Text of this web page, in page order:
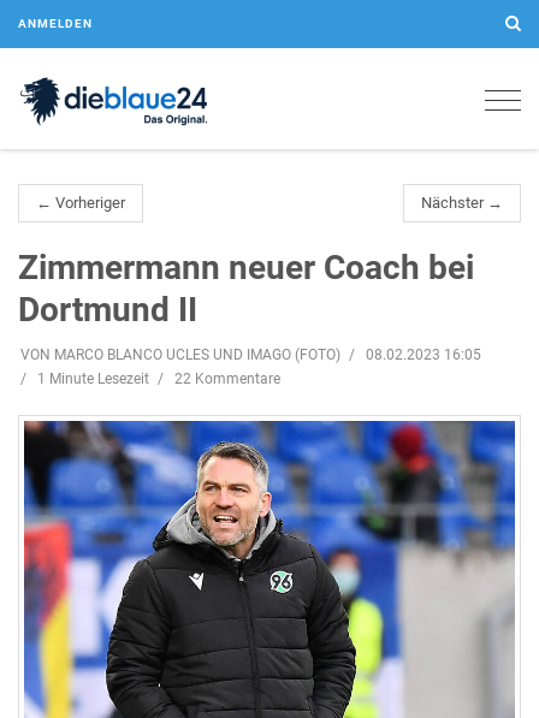
ANMELDEN
← Vorheriger Nächster →
Zimmermann neuer Coach bei
Dortmund II
VON MARCO BLANCO UCLES UND IMAGO (FOTO)
08.02.2023 16:05
1 Minute Lesezeit
22 Kommentare